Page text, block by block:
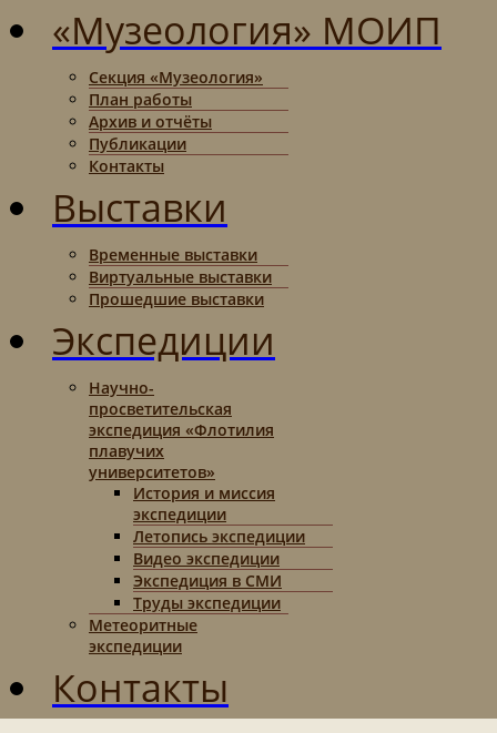
«Музеология» МОИП
Секция «Музеология»
План работы
Архив и отчёты
Публикации
Контакты
Выставки
Временные выставки
Виртуальные выставки
Прошедшие выставки
Экспедиции
Научно-
просветительская
экспедиция «Флотилия
плавучих
университетов»
История и миссия
экспедиции
Летопись экспедиции
Видео экспедиции
Экспедиция в СМИ
Труды экспедиции
Метеоритные
экспедиции
Контакты